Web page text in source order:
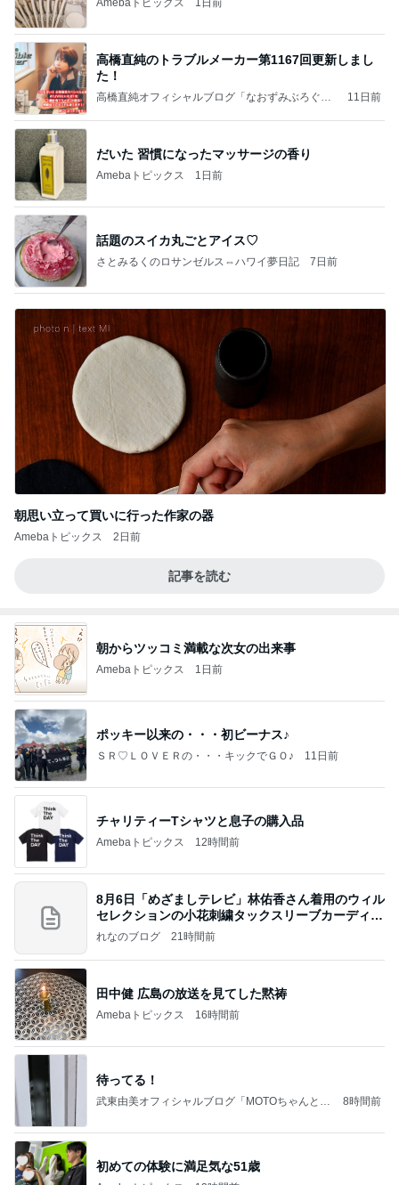
高橋直純のトラブルメーカー第1167回更新しまし
た！
高橋直純オフィシャルブログ「なおずみぶろぐ」
11日前
だいた 習慣になったマッサージの香り
Amebaトピックス 1日前
話題のスイカ丸ごとアイス♡
さとみるくのロサンゼルス⇔ハワイ夢日記 7日前
朝思い立って買いに行った作家の器
Amebaトピックス 2日前
記事を読む
朝からツッコミ満載な次女の出来事
Amebaトピックス 1日前
ポッキー以来の・・・初ビーナス♪
ＳＲ♡ＬＯＶＥＲの・・・キックでＧＯ♪ 11日前
チャリティーTシャツと息子の購入品
Amebaトピックス 12時間前
8月6日「めざましテレビ」林佑香さん着用のウィル
セレクションの小花刺繍タックスリーブカーディガ
ン
れなのブログ 21時間前
田中健 広島の放送を見てした黙祷
Amebaトピックス 16時間前
待ってる！
武東由美オフィシャルブログ「MOTOちゃんとの
8時間前
初めての体験に満足気な51歳